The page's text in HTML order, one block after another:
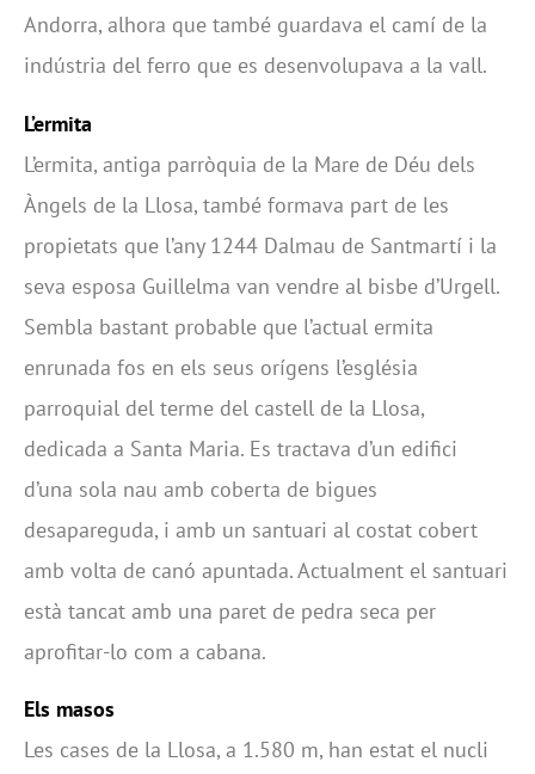
Andorra, alhora que també guardava el camí de la
indústria del ferro que es desenvolupava a la vall.
L’ermita
L’ermita, antiga parròquia de la Mare de Déu dels
Àngels de la Llosa, també formava part de les
propietats que l’any 1244 Dalmau de Santmartí i la
seva esposa Guillelma van vendre al bisbe d’Urgell.
Sembla bastant probable que l’actual ermita
enrunada fos en els seus orígens l’església
parroquial del terme del castell de la Llosa,
dedicada a Santa Maria. Es tractava d’un edifici
d’una sola nau amb coberta de bigues
desapareguda, i amb un santuari al costat cobert
amb volta de canó apuntada. Actualment el santuari
està tancat amb una paret de pedra seca per
aprofitar-lo com a cabana.
Els masos
Les cases de la Llosa, a 1.580 m, han estat el nucli